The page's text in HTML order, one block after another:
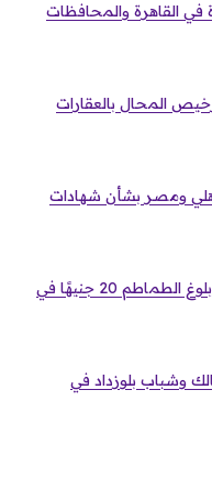
في القاهرة والمحافظات
حتى ديسمبر 2027 لترخيص المحال بالعقارات
ومصر بشأن شهادات
تذبذب أسعار الخضار في سوهاج وبلوغ الطماطم 20 جنيهًا في
وشباب بلوزداد في